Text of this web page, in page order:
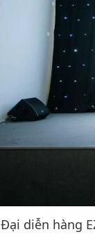
Đại diễn hàng